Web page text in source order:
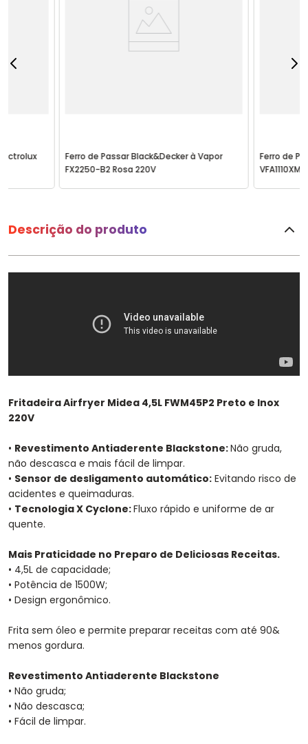
Ferro de Passar Black&Decker à Vapor
FX2250-B2 Rosa 220V
Ferro de
Descrição do produto
Fritadeira Airfryer Midea 4,5L FWM45P2 Preto e Inox
220V
• Revestimento Antiaderente Blackstone:Não gruda,
não descasca e mais fácil de limpar.
• Sensor de desligamento automático: Evitando risco de
acidentes e queimaduras.
• Tecnologia X Cyclone:Fluxo rápido e uniforme de ar
quente.
Mais Praticidade no Preparo de Deliciosas Receitas.
• 4,5L de capacidade;
• Potência de 1500W;
• Design ergonômico.
Frita sem óleo e permite preparar receitas com até 90&
menos gordura.
Revestimento Antiaderente Blackstone
• Não gruda;
• Não descasca;
• Fácil de limpar.